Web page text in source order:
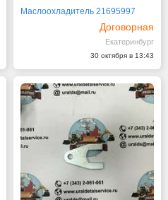
Маслоохладитель 21695997
Договорная
Екатеринбург
30 октября в 13:43